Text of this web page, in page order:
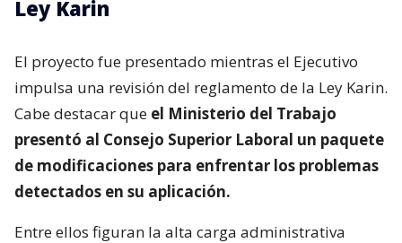
Ley Karin
El proyecto fue presentado mientras el Ejecutivo
impulsa una revisión del reglamento de la Ley Karin.
Cabe destacar que el Ministerio del Trabajo
presentó al Consejo Superior Laboral un paquete
de modificaciones para enfrentar los problemas
detectados en su aplicación.
Entre ellos figuran la alta carga administrativa